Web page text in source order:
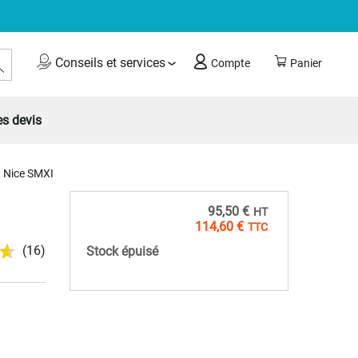
Panier
Conseils et services Compte
Rechercher
devis
Nice SMXI
(16)
114,60 €
95,50 €
Stock épuisé